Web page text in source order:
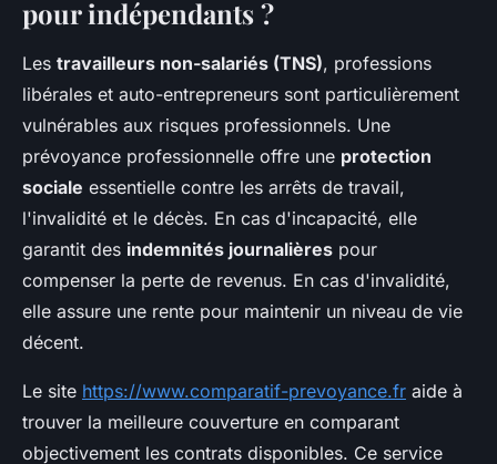
pour indépendants ?
Les travailleurs non-salariés (TNS), professions
libérales et auto-entrepreneurs sont particulièrement
vulnérables aux risques professionnels. Une
prévoyance professionnelle offre une protection
sociale essentielle contre les arrêts de travail,
l'invalidité et le décès. En cas d'incapacité, elle
garantit des indemnités journalières pour
compenser la perte de revenus. En cas d'invalidité,
elle assure une rente pour maintenir un niveau de vie
décent.
Le site https://www.comparatif-prevoyance.fr aide à
trouver la meilleure couverture en comparant
objectivement les contrats disponibles. Ce service